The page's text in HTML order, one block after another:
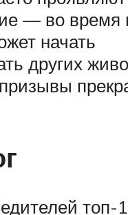
— во время
начать
других
топ-